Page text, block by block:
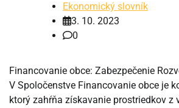
Ekonomický slovník
3. 10. 2023
0
Financovanie obce: Zabezpečenie
V Spoločenstve Financovanie obce je
ktorý zahŕňa získavanie prostriedkov z